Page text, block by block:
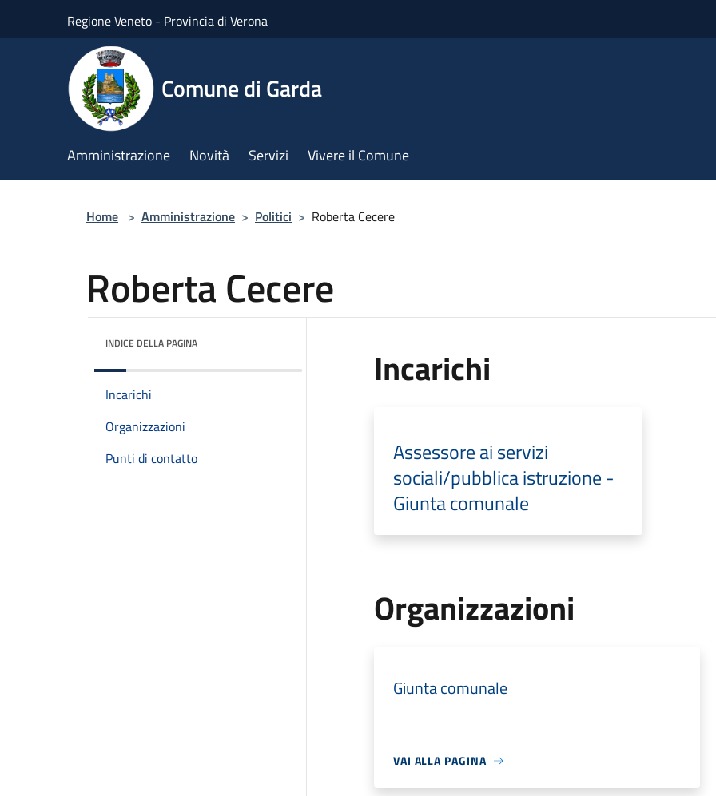
Regione Veneto - Provincia di Verona
Comune di Garda
Amministrazione Novità Servizi Vivere il Comune
Home > Amministrazione > Politici > Roberta Cecere
Roberta Cecere
INDICE DELLA PAGINA
Incarichi
Organizzazioni
Punti di contatto
Incarichi
Assessore ai servizi
sociali/pubblica istruzione -
Giunta comunale
Organizzazioni
Giunta comunale
VAI ALLA PAGINA